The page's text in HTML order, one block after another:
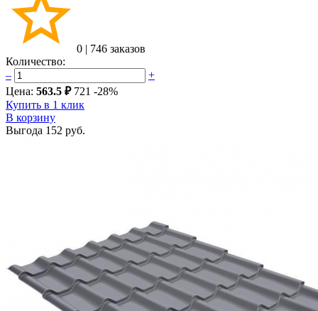
0 | 746 заказов
Количество:
–
+
Цена: 563.5 ₽ 721 -28%
Купить в 1 клик
В корзину
Выгода 152 руб.